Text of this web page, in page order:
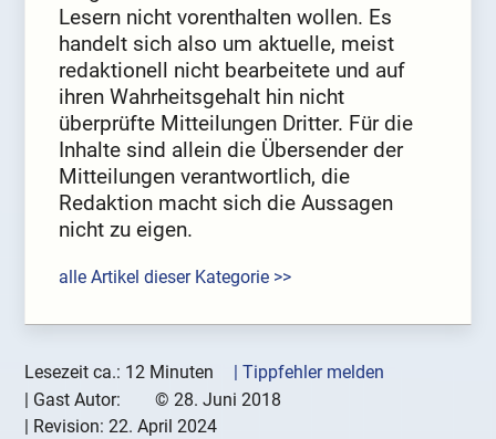
Lesern nicht vorenthalten wollen. Es
handelt sich also um aktuelle, meist
redaktionell nicht bearbeitete und auf
ihren Wahrheitsgehalt hin nicht
überprüfte Mitteilungen Dritter. Für die
Inhalte sind allein die Übersender der
Mitteilungen verantwortlich, die
Redaktion macht sich die Aussagen
nicht zu eigen.
alle Artikel dieser Kategorie >>
Lesezeit ca.: 12 Minuten
| Tippfehler melden
| Gast Autor: © 28. Juni 2018
| Revision:22. April 2024